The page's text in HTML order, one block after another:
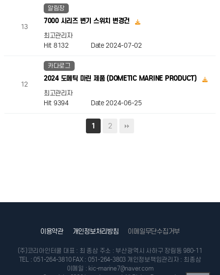
13
알림장
7000 시리즈 변기 스위치 변경건
최고관리자
Hit 8132 Date 2024-07-02
12
카다로그
2024 도메틱 마린 제품 (DOMETIC MARINE PRODUCT)
최고관리자
Hit 9394 Date 2024-06-25
1 2
이용약관 개인정보처리방침 이메일무단수집거부
(주)코리아인터쿨 대표 : 최 종삼 주소 : 부산광역시 사하구 장림동 980-11
TEL : 051-264-3810 FAX : 051-264-3803 개인정보책임관리자 : 최종삼
이메일 : kic-marine7@naver.com